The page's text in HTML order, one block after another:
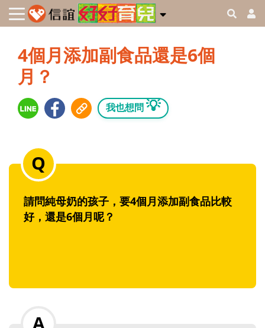
4個月添加副食品還是6個
月？
我也想問 💡
請問純母奶的孩子，要4個月添加副食品比較
好，還是6個月呢？